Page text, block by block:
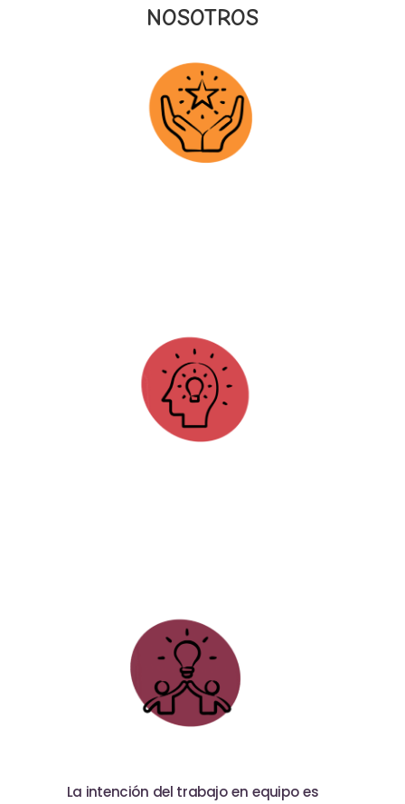
NOSOTROS
La intención del trabajo en equipo es